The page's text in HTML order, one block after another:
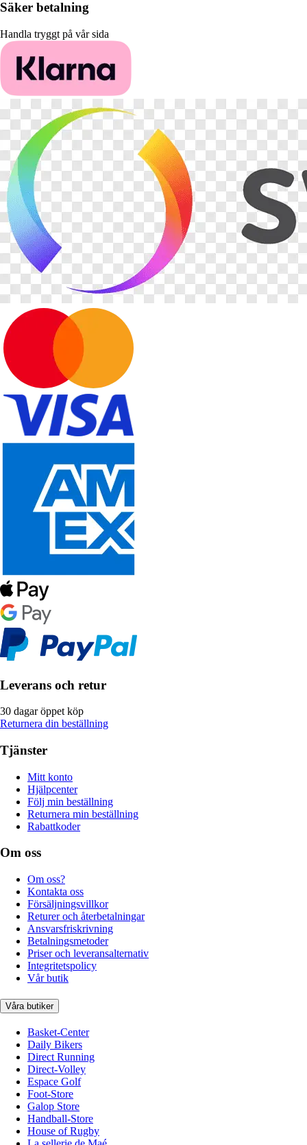
Säker betalning
Handla tryggt på vår sida
Leverans och retur
30 dagar öppet köp
Returnera din beställning
Tjänster
Mitt konto
Hjälpcenter
Följ min beställning
Returnera min beställning
Rabattkoder
Om oss
Om oss?
Kontakta oss
Försäljningsvillkor
Returer och återbetalningar
Ansvarsfriskrivning
Betalningsmetoder
Priser och leveransalternativ
Integritetspolicy
Vår butik
Våra butiker
Basket-Center
Daily Bikers
Direct Running
Direct-Volley
Espace Golf
Foot-Store
Galop Store
Handball-Store
House of Rugby